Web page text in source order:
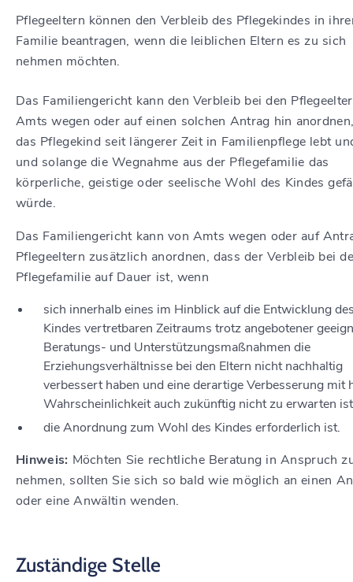
Pflegeeltern können den Verbleib des Pflegekindes in
Familie beantragen, wenn die leiblichen Eltern es zu sich
nehmen möchten.
Das Familiengericht kann den Verbleib bei den
Amts wegen oder auf einen solchen Antrag hin
das Pflegekind seit längerer Zeit in Familienpflege lebt
und solange die Wegnahme aus der Pflegefamilie das
körperliche, geistige oder seelische Wohl des Kindes
würde.
Das Familiengericht kann von Amts wegen oder auf
Pflegeeltern zusätzlich anordnen, dass der Verbleib bei
Pflegefamilie auf Dauer ist, wenn
sich innerhalb eines im Hinblick auf die Entwicklung
Kindes vertretbaren Zeitraums trotz angebotener
Beratungs- und Unterstützungsmaßnahmen die
Erziehungsverhältnisse bei den Eltern nicht nachhaltig
verbessert haben und eine derartige Verbesserung mit
Wahrscheinlichkeit auch zukünftig nicht zu erwarten
die Anordnung zum Wohl des Kindes erforderlich ist.
Hinweis: Möchten Sie rechtliche Beratung in Anspruch
nehmen, sollten Sie sich so bald wie möglich an einen
oder eine Anwältin wenden.
Zuständige Stelle